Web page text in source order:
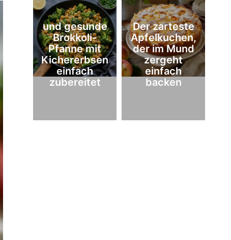
und gesunde
Brokkoli-
Pfanne mit
Kichererbsen
einfach
zubereitet
Der zarteste
Apfelkuchen,
der im Mund
zergeht
einfach
backen